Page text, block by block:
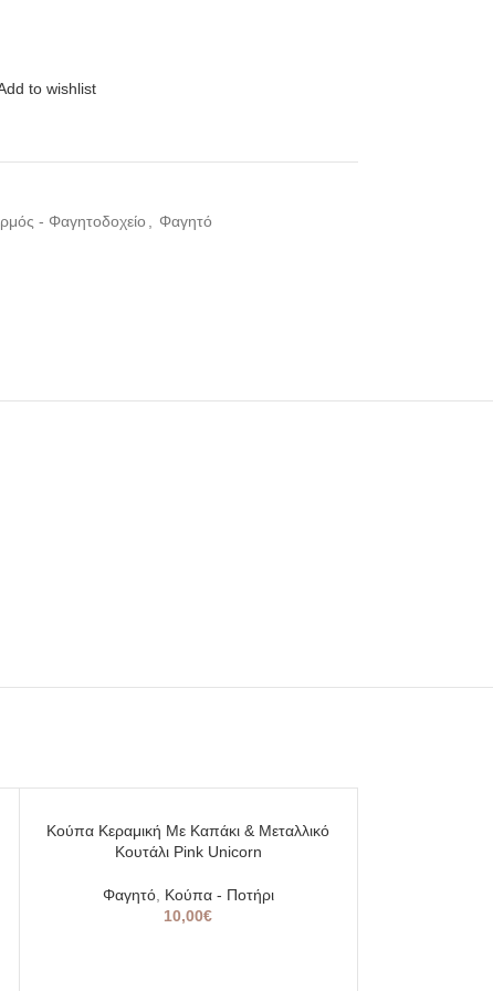
to wishlist
- Φαγητοδοχείο Φαγητό
Κούπα Κεραμική Με Καπάκι & Μεταλλικό
Κουτάλι Pink Unicorn
Φαγητό, Κούπα - Ποτήρι
10,00€